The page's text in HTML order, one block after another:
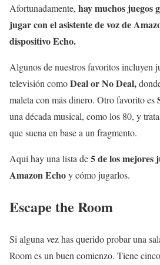
Afortunadamente, hay muchos juegos
jugar con el asistente de voz de
dispositivo Echo.
Algunos de nuestros favoritos incluyen
televisión comoDeal or No Deal,
maleta con más dinero. Otro favorito es
una década musical, como los 80, y
que suena en base a un fragmento.
Aquí hay una lista de5 de los mejores
Amazon Echoy cómo jugarlos.
Escape the Room
Si alguna vez has querido probar una
Room es un buen comienzo. Tiene